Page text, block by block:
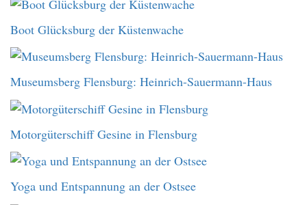
Boot Glücksburg der Küstenwache
Museumsberg Flensburg: Heinrich-Sauermann-Haus
Motorgüterschiff Gesine in Flensburg
Yoga und Entspannung an der Ostsee